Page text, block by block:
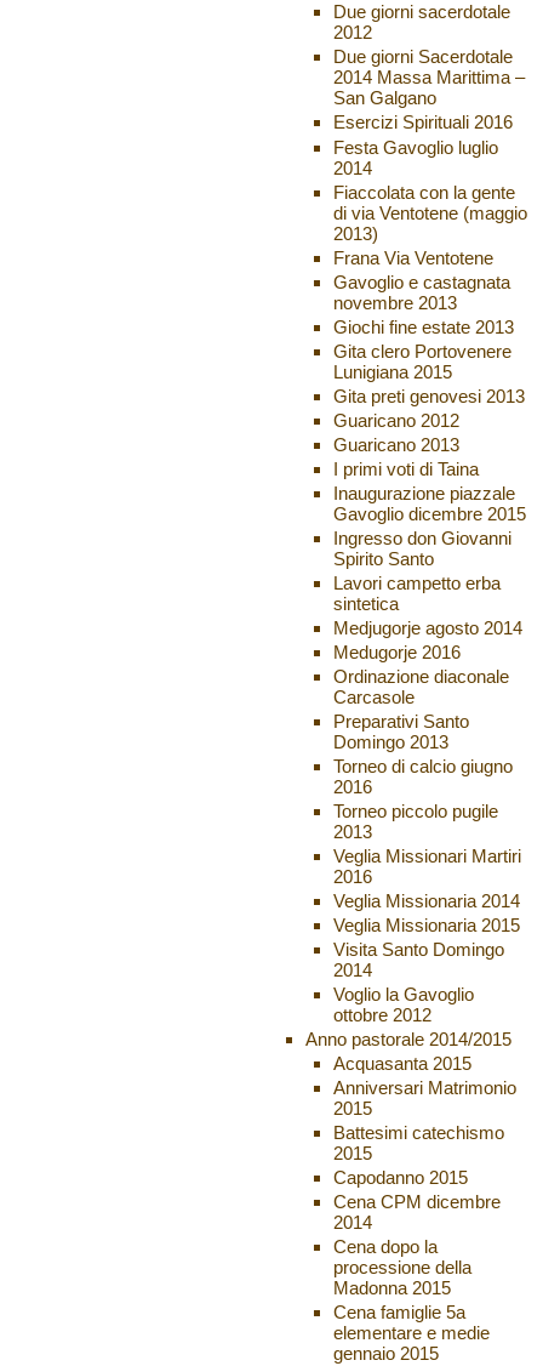
Due giorni sacerdotale
2012
Due giorni Sacerdotale
2014 Massa Marittima –
San Galgano
Esercizi Spirituali 2016
Festa Gavoglio luglio
2014
Fiaccolata con la gente
di via Ventotene (maggio
2013)
Frana Via Ventotene
Gavoglio e castagnata
novembre 2013
Giochi fine estate 2013
Gita clero Portovenere
Lunigiana 2015
Gita preti genovesi 2013
Guaricano 2012
Guaricano 2013
I primi voti di Taina
Inaugurazione piazzale
Gavoglio dicembre 2015
Ingresso don Giovanni
Spirito Santo
Lavori campetto erba
sintetica
Medjugorje agosto 2014
Medugorje 2016
Ordinazione diaconale
Carcasole
Preparativi Santo
Domingo 2013
Torneo di calcio giugno
2016
Torneo piccolo pugile
2013
Veglia Missionari Martiri
2016
Veglia Missionaria 2014
Veglia Missionaria 2015
Visita Santo Domingo
2014
Voglio la Gavoglio
ottobre 2012
Anno pastorale 2014/2015
Acquasanta 2015
Anniversari Matrimonio
2015
Battesimi catechismo
2015
Capodanno 2015
Cena CPM dicembre
2014
Cena dopo la
processione della
Madonna 2015
Cena famiglie 5a
elementare e medie
gennaio 2015